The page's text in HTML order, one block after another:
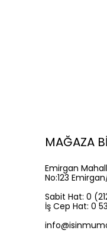
MAĞAZA
Emirgan
No:123
Sabit Hat: 0
İş Cep Hat: 0